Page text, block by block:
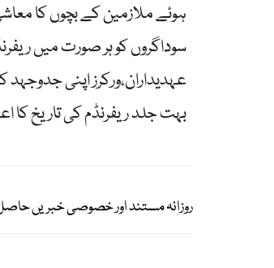
ہوئے ملازمین کے بچوں کا
سوداگروں کو ہر صورت میں
عہدیداران،ورکرز اپنی جدوجہد
بہت جلد ریفرنڈم کی تاریخ کا
روزانہ مستند اور خصوصی خبریں